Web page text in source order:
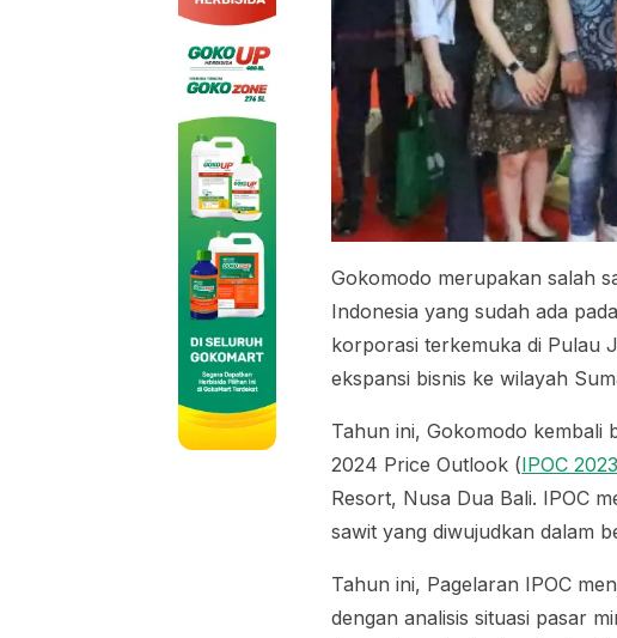
Gokomodo merupakan salah
Indonesia yang sudah ada
korporasi terkemuka di Pulau
ekspansi bisnis ke wilayah
Tahun ini, Gokomodo kembali
2024 Price Outlook (IPOC 2023
Resort, Nusa Dua Bali. IPOC
sawit yang diwujudkan dalam
Tahun ini, Pagelaran IPOC
dengan analisis situasi pasar